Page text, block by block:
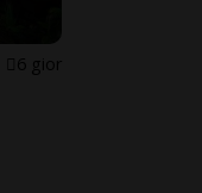
6 gior